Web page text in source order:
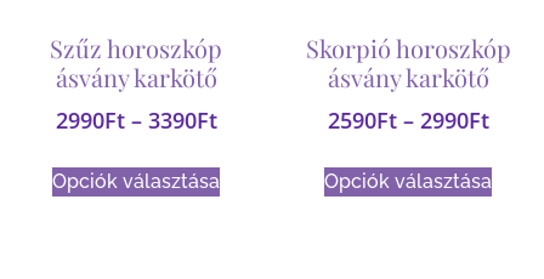
Szűz horoszkóp
ásvány karkötő
2990Ft – 3390Ft
Opciók választása
Skorpió horoszkóp
ásvány karkötő
2590Ft – 2990Ft
Opciók választása